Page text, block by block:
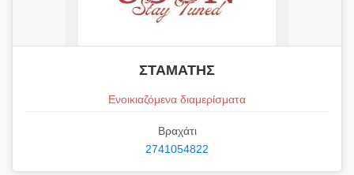
ΣΤΑΜΑΤΗΣ
Ενοικιαζόμενα διαμερίσματα
Βραχάτι
2741054822